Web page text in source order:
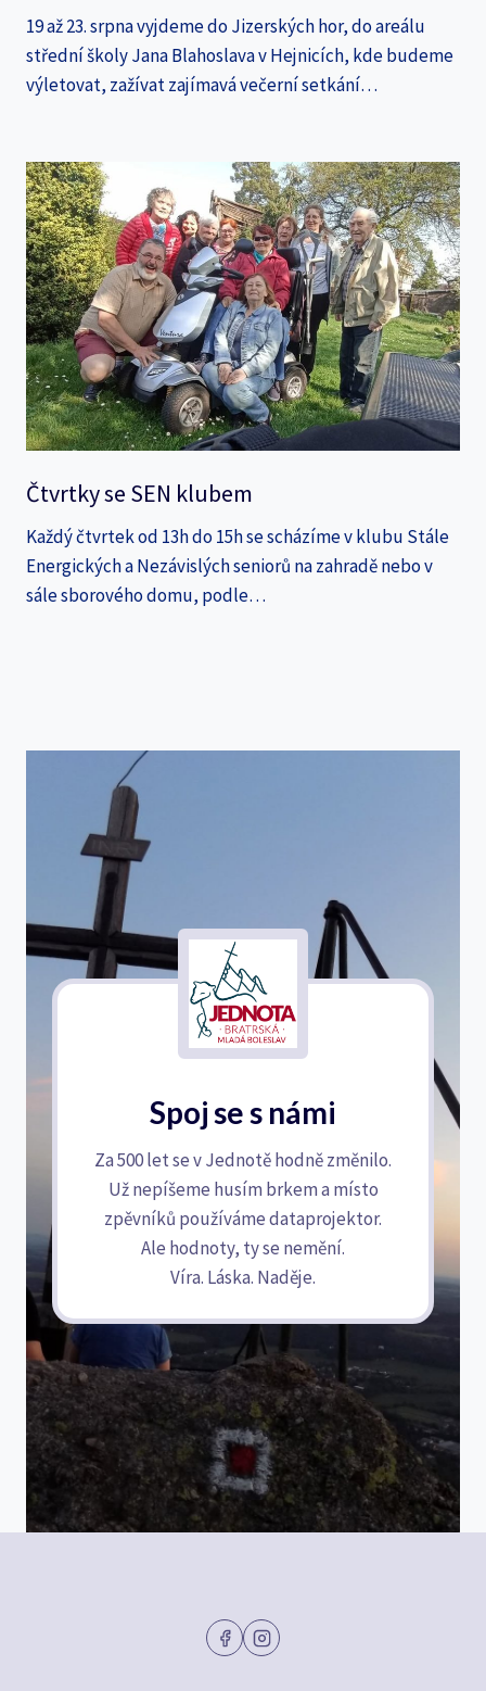
19 až 23. srpna vyjdeme do Jizerských hor, do areálu
střední školy Jana Blahoslava v Hejnicích, kde budeme
výletovat, zažívat zajímavá večerní setkání…
Čtvrtky se SEN klubem
Každý čtvrtek od 13h do 15h se scházíme v klubu Stále
Energických a Nezávislých seniorů na zahradě nebo v
sále sborového domu, podle…
Spoj se s námi
Za 500 let se v Jednotě hodně změnilo.
Už nepíšeme husím brkem a místo
zpěvníků používáme dataprojektor.
Ale hodnoty, ty se nemění.
Víra. Láska. Naděje.